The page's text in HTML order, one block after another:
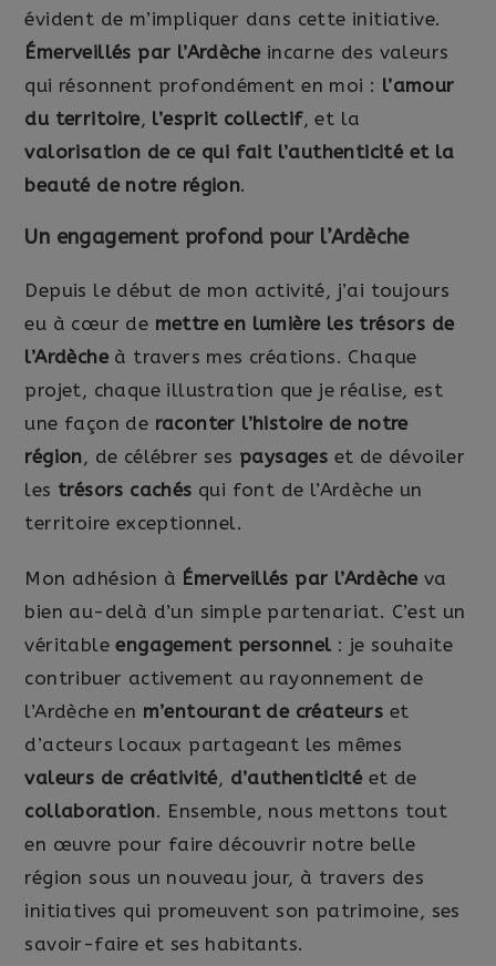
évident de m’impliquer dans cette initiative.
Émerveillés par l’Ardèche incarne des valeurs
qui résonnent profondément en moi : l’amour
du territoire, l’esprit collectif, et la
valorisation de ce qui fait l’authenticité et la
beauté de notre région.
Un engagement profond pour l’Ardèche
Depuis le début de mon activité, j’ai toujours
eu à cœur de mettre en lumière les trésors de
l’Ardèche à travers mes créations. Chaque
projet, chaque illustration que je réalise, est
une façon de raconter l’histoire de notre
région, de célébrer ses paysages et de dévoiler
les trésors cachés qui font de l’Ardèche un
territoire exceptionnel.
Mon adhésion à Émerveillés par l’Ardèche va
bien au-delà d’un simple partenariat. C’est un
véritableengagement personnel : je souhaite
contribuer activement au rayonnement de
l’Ardèche en m’entourant de créateurs et
d’acteurs locaux partageant les mêmes
valeurs de créativité, d’authenticité et de
collaboration. Ensemble, nous mettons tout
en œuvre pour faire découvrir notre belle
région sous un nouveau jour, à travers des
initiatives qui promeuvent son patrimoine, ses
savoir-faire et ses habitants.